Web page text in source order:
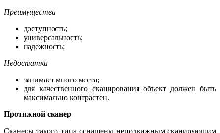
Преимущества
доступность;
универсальность;
надежность;
Недостатки
занимает много места;
для качественного сканирования объект должен быть
максимально контрастен.
Протяжной сканер
Сканеры такого типа оснащены неподвижным сканирующим